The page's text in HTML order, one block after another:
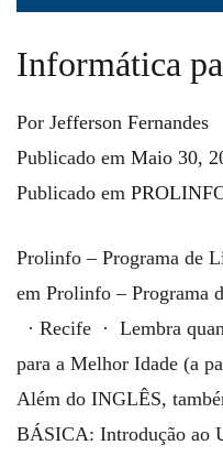
Informática
Por Jefferson Fernandes
Publicado em Maio 30,
Publicado em
Prolinfo – Programa de
em Prolinfo – Programa
· Recife · Lembra
para a Melhor Idade (a
Além do INGLÊS,
BÁSICA: Introdução ao